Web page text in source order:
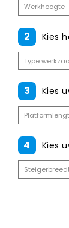
2 Kies
3 Kies
4 Kies